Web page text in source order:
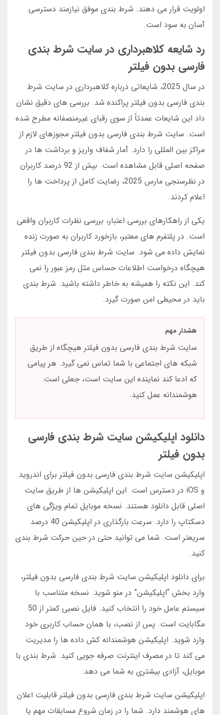
اولویت قرار می دهند. شرط بندی موفق نیازمند دسترسی
آسان به سود است.
رد شایعه کلاهبرداری در سایت شرط بندی
فارسی بدون فیلتر
در سال 2025، شایعاتی درباره کلاهبرداری در سایت شرط
بندی فارسی بدون فیلتر پراکنده شد. بررسی های دقیق نشان
داد این شایعات عمدتاً از سوی رقبای غیرمنصفانه مطرح شده
است. سایت شرط بندی فارسی بدون فیلتر مجوزهای لازم از
مراکز بین المللی را دارد. آمار شفاف واریز و برداشت ها در
صفحه اصلی قابل مشاهده است. بیش از 92 درصد کاربران
در نظرسنجی مارس 2025، رضایت کامل از پرداخت ها را
اعلام کردند.
یکی از راهکارهای بررسی اعتبار، بررسی نظرات کاربران واقعی
است. در پلتفرم های معتبر، بازخورد کاربران به صورت زنده
نمایش داده می شود. سایت شرط بندی فارسی بدون فیلتر
هیچگاه درخواست اطلاعات حساس مثل رمز عبور را نمی
کند. این نکته را همیشه به خاطر داشته باشید. شرط بندی
باید در محیطی امن صورت گیرد.
هشدار مهم
سایت شرط بندی فارسی بدون فیلتر هیچگاه از طریق
شبکه های اجتماعی با شما تماس نمی گیرد. هر پیامی
که ادعا کند نماینده این سایت است، جعلی است.
هوشمندانه عمل کنید.
دانلود اپلیکیشن سایت شرط بندی فارسی
بدون فیلتر
اپلیکیشن سایت شرط بندی فارسی بدون فیلتر برای اندروید
و iOS در دسترس است. این اپلیکیشن ها از طریق سایت
اصلی قابل دانلود هستند. نسخه موبایل تمام ویژگی های
دسکتاپ را دارد. سرعت بارگذاری در اپلیکیشن 40 درصد
سریعتر است. شما می توانید حتی در حین حرکت شرط بندی
کنید.
برای دانلود اپلیکیشن سایت شرط بندی فارسی بدون فیلتر،
وارد بخش “اپلیکیشن” در منو شوید. نسخه متناسب با
سیستم عامل خود را انتخاب کنید. فایل نصبی کمتر از 50
مگابایت است. پس از نصب، با همان حساب کاربری خود
وارد شوید. اپلیکیشن هوشمندانه کش داده ها را مدیریت
می کند تا در مصرف اینترنت صرفه جویی کنید. شرط بندی با
موبایل، آزادی بیشتری به شما می دهد.
اپلیکیشن سایت شرط بندی فارسی بدون فیلتر قابلیت اعلان
های هوشمند دارد. شما را در زمان شروع مسابقات مهم یا